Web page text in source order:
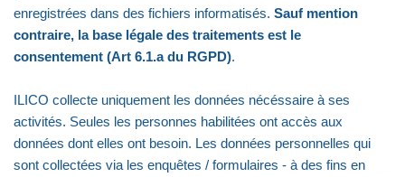
enregistrées dans des fichiers informatisés. Sauf mention
contraire, la base légale des traitements est le
consentement (Art 6.1.a du RGPD).
ILICO collecte uniquement les données nécéssaire à ses
activités. Seules les personnes habilitées ont accès aux
données dont elles ont besoin. Les données personnelles qui
sont collectées via les enquêtes / formulaires - à des fins en